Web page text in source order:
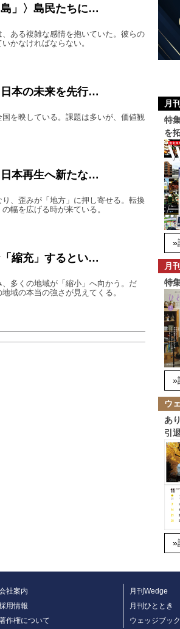
島」〉島民たちに…
ある複雑な感情を抱いていた。彼らの
かなければならない。
本の未来を先行…
を映している。課題は多いが、価値観
本再生へ新たな…
、歪みが「地方」に押し寄せる。転換
幅を広げる時が来ている。
縮充」するとい…
多くの地域が「縮小」へ向かう。だ
域の本当の強さが見えてくる。
月
特
を
»
月
特
»
ウ
あ
引
»
社案内
用情報
作権について
月刊Wedge
月刊ひととき
ウェッジブッ